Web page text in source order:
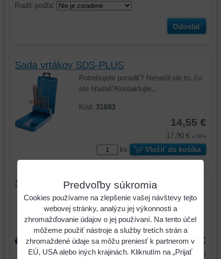
Radiť podľa:
Odoslať
Sada vrtákov SDS-PLUS
Potrebujete poradiť? Nenašli ste to, čo
ste hľadali?Kontaktujte...
Kód: 31693
14,55 €
17,90 € s DPH
ks Vložiť do košíka
Sada vrtákov SDS-PLUS
Potrebujete poradiť? Nenašli ste to, čo
ste hľadali?Kontaktujte...
Kód:37273
8,03 €
9,88 € s DPH
Predvoľby súkromia
Cookies používame na zlepšenie vašej návštevy tejto
webovej stránky, analýzu jej výkonnosti a
zhromažďovanie údajov o jej používaní. Na tento účel
môžeme použiť nástroje a služby tretích strán a
zhromaždené údaje sa môžu preniesť k partnerom v
EÚ, USA alebo iných krajinách. Kliknutím na „Prijať